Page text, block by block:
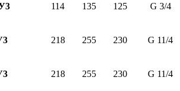
114 135 125 G 3/4
218 255 230 G 11/4
218 255 230 G 11/4